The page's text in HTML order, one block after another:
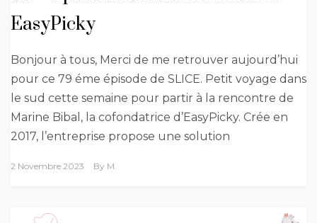
EasyPicky
Bonjour à tous, Merci de me retrouver aujourd’hui
pour ce 79 éme épisode de SLICE. Petit voyage dans
le sud cette semaine pour partir à la rencontre de
Marine Bibal, la cofondatrice d’EasyPicky. Crée en
2017, l’entreprise propose une solution
2 Novembre 2023 By M.